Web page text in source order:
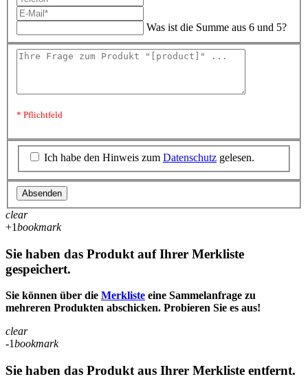
Was ist die Summe aus 6 und 5?
* Pflichtfeld
Ich habe den Hinweis zum Datenschutz gelesen.
Absenden
clear
+1bookmark
Sie haben das Produkt auf Ihrer Merkliste
gespeichert.
Sie können über die Merkliste eine Sammelanfrage zu
mehreren Produkten abschicken. Probieren Sie es aus!
clear
-1bookmark
Sie haben das Produkt aus Ihrer Merkliste entfernt.